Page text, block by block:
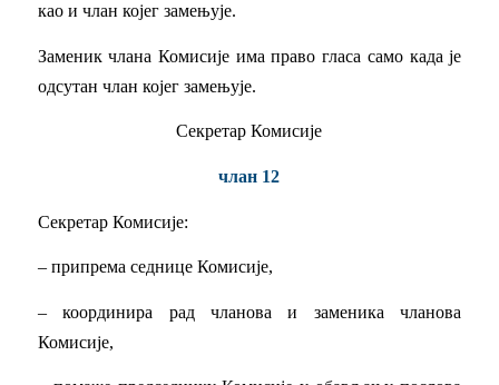
као и члан којег замењује.
Заменик члана Комисије има право гласа само када је
одсутан члан којег замењује.
Секретар Комисије
члан 12
Секретар Комисије:
– припрема седнице Комисије,
– координира рад чланова и заменика чланова
Комисије,